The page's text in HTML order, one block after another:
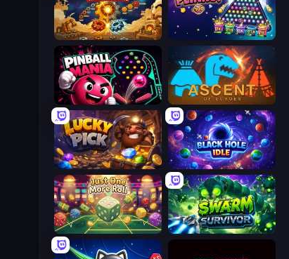
Gear Factory PLINKO!
Pinball Mania Ascent of Echoes
Lucky Pick Black Hole Idle
Just One More Roll Swarm Survivor